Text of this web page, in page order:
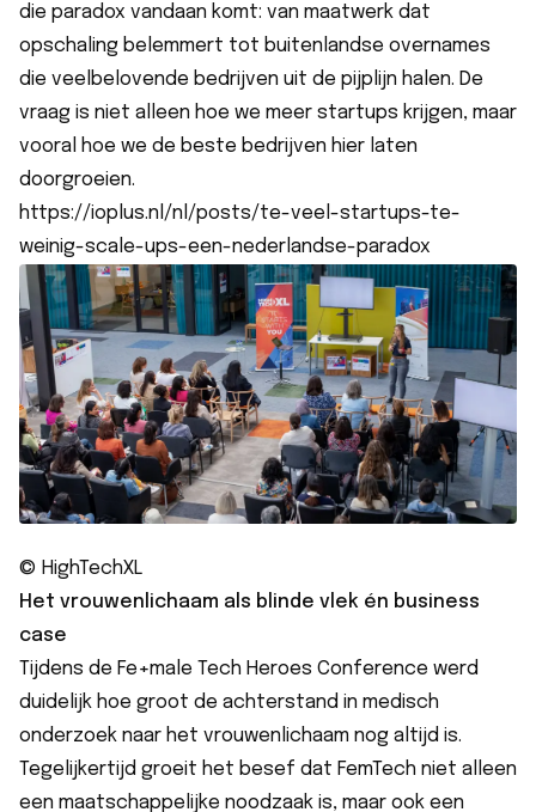
die paradox vandaan komt: van maatwerk dat
opschaling belemmert tot buitenlandse overnames
die veelbelovende bedrijven uit de pijplijn halen. De
vraag is niet alleen hoe we meer startups krijgen, maar
vooral hoe we de beste bedrijven hier laten
doorgroeien.
https://ioplus.nl/nl/posts/te-veel-startups-te-
weinig-scale-ups-een-nederlandse-paradox
© HighTechXL
Het vrouwenlichaam als blinde vlek én business
case
Tijdens de Fe+male Tech Heroes Conference werd
duidelijk hoe groot de achterstand in medisch
onderzoek naar het vrouwenlichaam nog altijd is.
Tegelijkertijd groeit het besef dat FemTech niet alleen
een maatschappelijke noodzaak is, maar ook een